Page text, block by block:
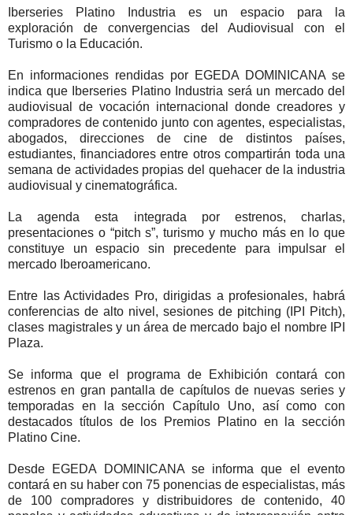
Iberseries Platino Industria es un espacio para la
exploración de convergencias del Audiovisual con el
Turismo o la Educación.
En informaciones rendidas por EGEDA DOMINICANA se
indica que Iberseries Platino Industria será un mercado del
audiovisual de vocación internacional donde creadores y
compradores de contenido junto con agentes, especialistas,
abogados, direcciones de cine de distintos países,
estudiantes, financiadores entre otros compartirán toda una
semana de actividades propias del quehacer de la industria
audiovisual y cinematográfica.
La agenda esta integrada por estrenos, charlas,
presentaciones o “pitch s”, turismo y mucho más en lo que
constituye un espacio sin precedente para impulsar el
mercado Iberoamericano.
Entre las Actividades Pro, dirigidas a profesionales, habrá
conferencias de alto nivel, sesiones de pitching (IPI Pitch),
clases magistrales y un área de mercado bajo el nombre IPI
Plaza.
Se informa que el programa de Exhibición contará con
estrenos en gran pantalla de capítulos de nuevas series y
temporadas en la sección Capítulo Uno, así como con
destacados títulos de los Premios Platino en la sección
Platino Cine.
Desde EGEDA DOMINICANA se informa que el evento
contará en su haber con 75 ponencias de especialistas, más
de 100 compradores y distribuidores de contenido, 40